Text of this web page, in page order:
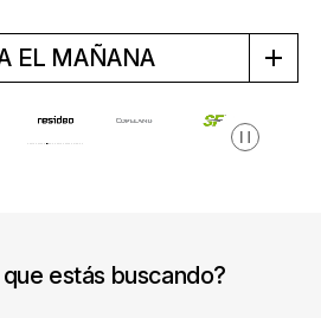
EL MAÑANA
Pausa
estás buscando?